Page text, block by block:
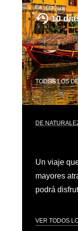
10
TODOS LOS
DE
Un viaje
mayores
podrá
VER TODOS